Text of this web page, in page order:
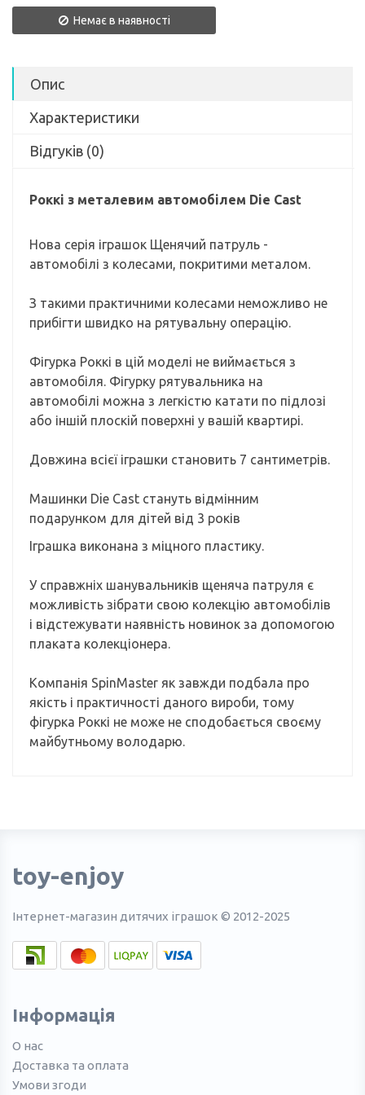
Немає в наявності
Опис
Характеристики
Відгуків (0)
Роккі з металевим автомобілем Die Cast
Нова серія іграшок Щенячий патруль -
автомобілі з колесами, покритими металом.
З такими практичними колесами неможливо не
прибігти швидко на рятувальну операцію.
Фігурка Роккі в цій моделі не виймається з
автомобіля. Фігурку рятувальника на
автомобілі можна з легкістю катати по підлозі
або іншій плоскій поверхні у вашій квартирі.
Довжина всієї іграшки становить 7 сантиметрів.
Машинки Die Cast стануть відмінним
подарунком для дітей від 3 років
Іграшка виконана з міцного пластику.
У справжніх шанувальників щеняча патруля є
можливість зібрати свою колекцію автомобілів
і відстежувати наявність новинок за допомогою
плаката колекціонера.
Компанія SpinMaster як завжди подбала про
якість і практичності даного вироби, тому
фігурка Роккі не може не сподобається своєму
майбутньому володарю.
toy-enjoy
Інтернет-магазин дитячих іграшок © 2012-2025
Інформація
О нас
Доставка та оплата
Умови згоди